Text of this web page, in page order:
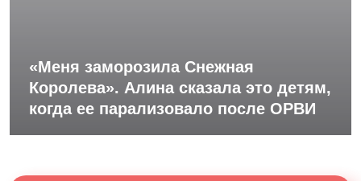
«Меня заморозила Снежная
Королева». Алина сказала это детям,
когда ее парализовало после ОРВИ